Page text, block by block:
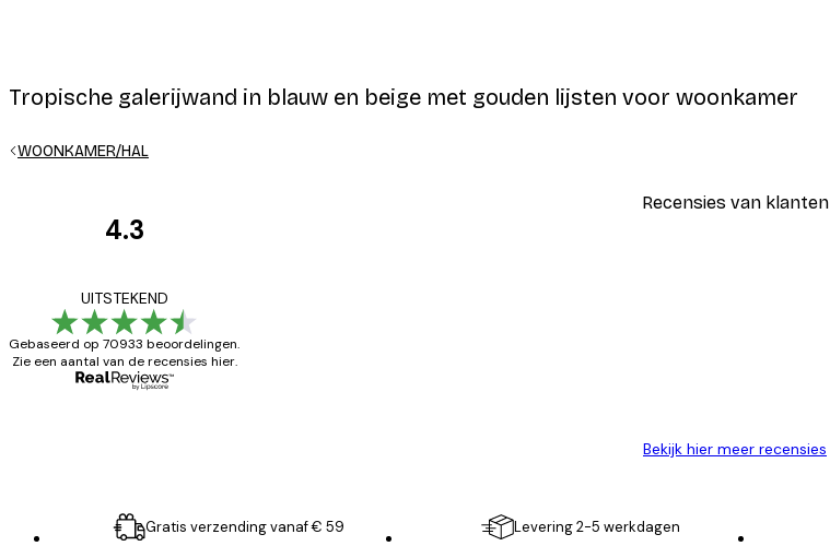
Tropische galerijwand in blauw en beige met gouden lijsten voor woonkamer
WOONKAMER/HAL
Recensies van klanten
4.3
UITSTEKEND
Gebaseerd op 70933 beoordelingen.
Zie een aantal van de recensies hier.
Bekijk hier meer recensies
Gratis verzending vanaf € 59 Levering 2-5 werkdagen